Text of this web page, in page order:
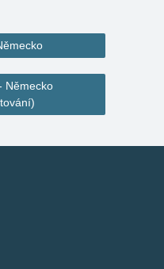
Německo